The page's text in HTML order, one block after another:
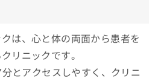
は、心と体の両面から患者を
リニックです。
とアクセスしやすく、クリニ